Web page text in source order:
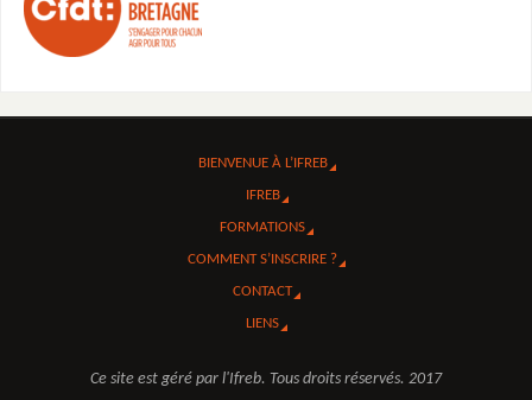
BIENVENUE À L’IFREB
IFREB
FORMATIONS
COMMENT S’INSCRIRE ?
CONTACT
LIENS
Ce site est géré par l'Ifreb. Tous droits réservés. 2017